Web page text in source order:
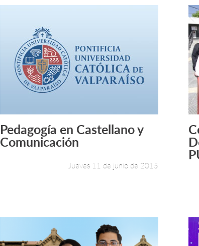
Leer más +
Pedagogía en Castellano y
Comunicación
Jueves 11 de junio de 2015